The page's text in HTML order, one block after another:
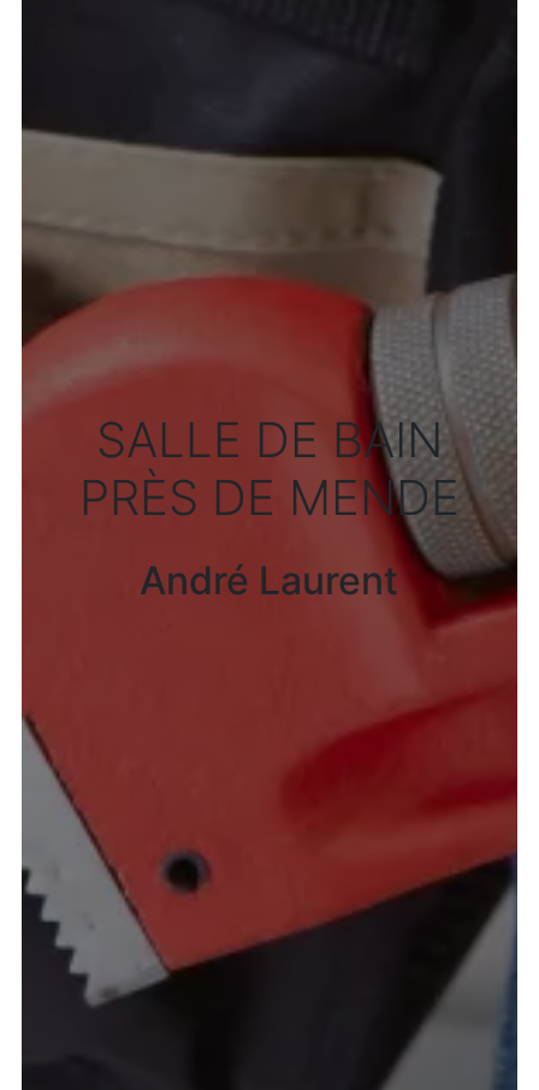
SALLE DE BAIN
PRÈS DE MENDE
André Laurent